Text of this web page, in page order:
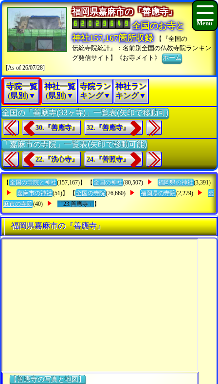
福岡県嘉麻市の『善應寺』
全国のお寺と
神社157,167箇所収録
【『全国の
伝統寺院統計』：名前別全国の仏教寺院ランキン
グ発信サイト】《お寺メイト》ホーム
[As of 26/07/28]
寺院一覧
(県別)▼
神社一覧
(県別)▼
寺院ラン
キング▼
神社ラン
キング▼
全国の「善應寺(33ヶ寺)」一覧表(矢印で移動可)
30.『善應寺』 32.『善應寺』
「嘉麻市の寺院」一覧表(矢印で移動可能)
22.『洗心寺』 24.『善照寺』
【 全国の寺院と神社(157,167)】 【 全国の神社(80,507) 福岡県の神社(3,391)
嘉麻市の神社(51)】 【 全国の寺院(76,660) 福岡県の寺院(2,279)
嘉
麻市の寺院(40) 「23.善應寺」 】
福岡県嘉麻市の『善應寺』
【善應寺の写真と地図】